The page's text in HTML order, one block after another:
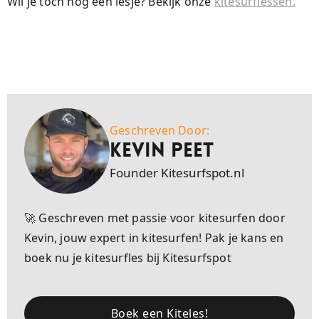
Geschreven Door:
Kevin Peet
Founder Kitesurfspot.nl
🚀 Geschreven met passie voor kitesurfen door
Kevin, jouw expert in kitesurfen! Pak je kans en
boek nu je kitesurfles bij Kitesurfspot
Boek een Kiteles!